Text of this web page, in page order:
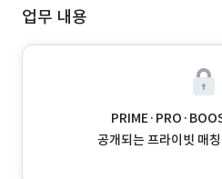
업무 내용
공개되는 프라이빗 매